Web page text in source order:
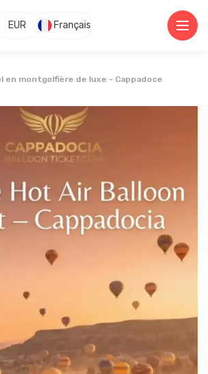
EUR Français
en montgolfière de luxe - Cappadoce